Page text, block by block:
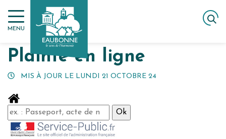
au
contenu
MENU
ACCUEIL MES DÉMARCHES PLAINTE EN LIGNE
Plainte en ligne
MIS À JOUR LE LUNDI 21 OCTOBRE 24